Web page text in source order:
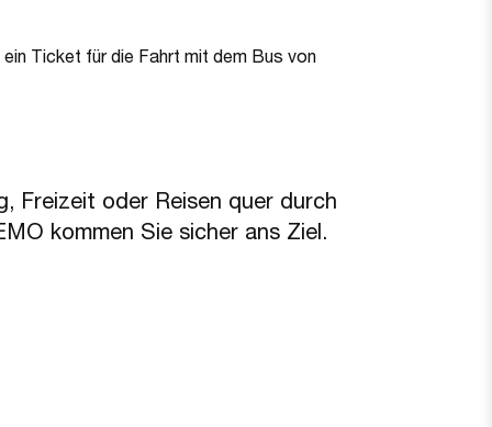
Freizeit oder Reisen quer durch
kommen Sie sicher ans Ziel.